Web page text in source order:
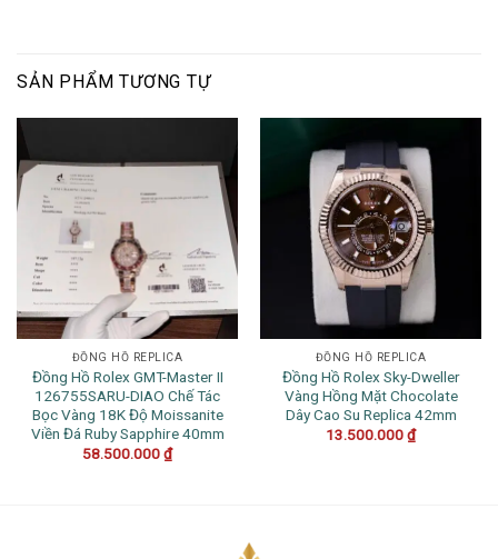
SẢN PHẨM TƯƠNG TỰ
ĐỒNG HỒ REPLICA
Đồng Hồ Rolex GMT-Master II
126755SARU-DIAO Chế Tác
Bọc Vàng 18K Độ Moissanite
Viền Đá Ruby Sapphire 40mm
58.500.000₫
ĐỒNG HỒ REPLICA
Đồng Hồ Rolex Sky-Dweller
Vàng Hồng Mặt Chocolate
Dây Cao Su Replica 42mm
13.500.000₫